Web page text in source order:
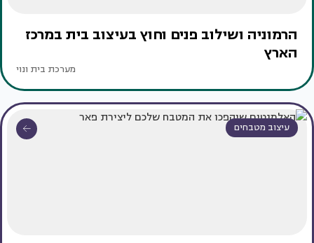
הרמוניה ושילוב פנים וחוץ בעיצוב בית במרכז
הארץ
מערכת בית ונוי
עיצוב מטבחים